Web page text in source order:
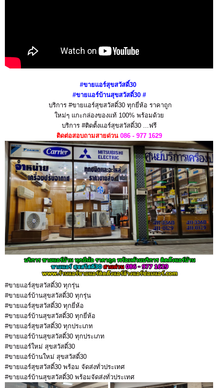
#ขายแอร์สุขสวัสดิ์30
#ขายแอร์บ้านสุขสวัสดิ์30#
บริการ #ขายแอร์สุขสวัสดิ์30 ทุกยี่ห้อ ราคาถูก
ใหม่ๆ แกะกล่องของแท้ 100% พร้อมด้วย
บริการ #ติดตั้งแอร์สุขสวัสดิ์30 ...ฟรี
ติดต่อสอบถามสายด่วน 086 - 977 1629
#ขายแอร์สุขสวัสดิ์30 ทุกรุ่น
#ขายแอร์บ้านสุขสวัสดิ์30 ทุกรุ่น
#ขายแอร์สุขสวัสดิ์30 ทุกยี่ห้อ
#ขายแอร์บ้านสุขสวัสดิ์30 ทุกยี่ห้อ
#ขายแอร์สุขสวัสดิ์30 ทุกประเภท
#ขายแอร์บ้านสุขสวัสดิ์30 ทุกประเภท
#ขายแอร์ใหม่ สุขสวัสดิ์30
#ขายแอร์บ้านใหม่ สุขสวัสดิ์30
#ขายแอร์สุขสวัสดิ์30 พร้อม จัดส่งทั่วประเทศ
#ขายแอร์บ้านสุขสวัสดิ์30 พร้อมจัดส่งทั่วประเทศ